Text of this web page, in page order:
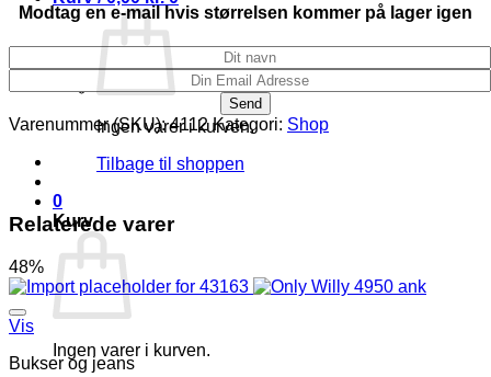
Ingen varer i kurven.
Tilbage til shoppen
0
Kurv
Ingen varer i kurven.
Modtag en e-mail hvis størrelsen kommer på lager igen
Varenummer (SKU):4112 Kategori: Shop
Relaterede varer
48%
Vis
Bukser og jeans